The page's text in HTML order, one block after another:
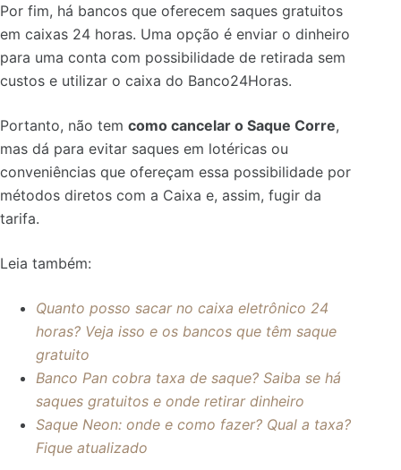
Por fim, há bancos que oferecem saques gratuitos
em caixas 24 horas. Uma opção é enviar o dinheiro
para uma conta com possibilidade de retirada sem
custos e utilizar o caixa do Banco24Horas.
Portanto, não tem como cancelar o Saque Corre,
mas dá para evitar saques em lotéricas ou
conveniências que ofereçam essa possibilidade por
métodos diretos com a Caixa e, assim, fugir da
tarifa.
Leia também:
Quanto posso sacar no caixa eletrônico 24
horas? Veja isso e os bancos que têm saque
gratuito
Banco Pan cobra taxa de saque? Saiba se há
saques gratuitos e onde retirar dinheiro
Saque Neon: onde e como fazer? Qual a taxa?
Fique atualizado